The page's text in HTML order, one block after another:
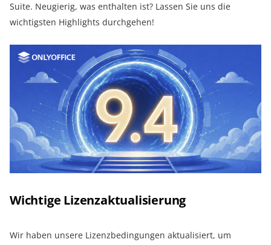
Suite. Neugierig, was enthalten ist? Lassen Sie uns die
wichtigsten Highlights durchgehen!
Wichtige Lizenzaktualisierung
Wir haben unsere Lizenzbedingungen aktualisiert, um